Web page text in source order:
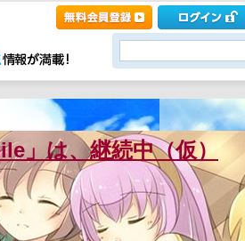
」は、継続中（仮）